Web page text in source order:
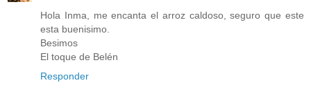
Hola Inma, me encanta el arroz caldoso, seguro que este
esta buenisimo.
Besimos
El toque de Belén
Responder